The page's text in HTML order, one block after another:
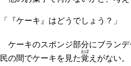
「『ケーキ』はどうでしょう？」
ケーキのスポンジ部分にブランデ
民の間でケーキを見た覚
おぼ
えがない。